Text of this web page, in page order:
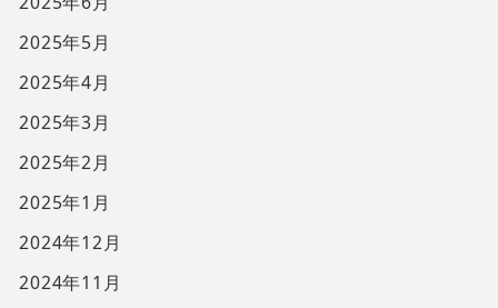
2025年5月
2025年4月
2025年3月
2025年2月
2025年1月
2024年12月
2024年11月